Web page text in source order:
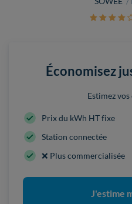
Économisez
Estimez
Prix du kWh HT fixe
Station connectée
❌ Plus commercialisée
J'estime